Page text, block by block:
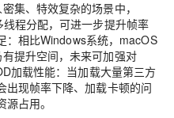
集、特效复杂的场景中，
程分配，可进一步提升帧率
：相比Windows系统，macOS
提升空间，未来可加强对
加载性能：当加载大量第三方
出现帧率下降、加载卡顿的问
占用。